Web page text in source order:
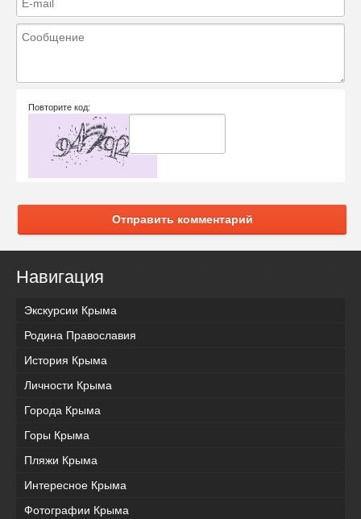
Повторите код:
Отправить комментарий
Навигация
Экскурсии Крыма
Родина Православия
История Крыма
Личности Крыма
Города Крыма
Горы Крыма
Пляжи Крыма
Интересное Крыма
Фотографии Крыма